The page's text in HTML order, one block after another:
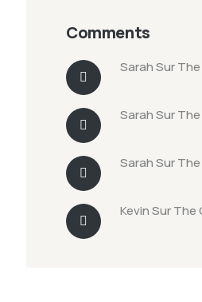
Comments
SarahSur
SarahSur
SarahSur
KevinSurThe